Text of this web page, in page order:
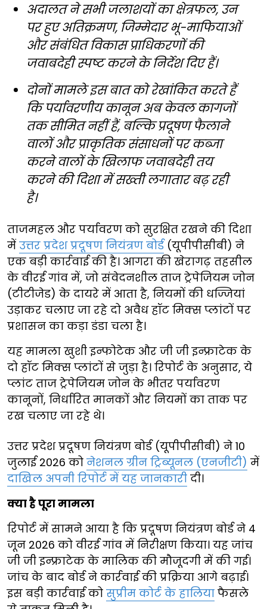
अदालत ने सभी जलाशयों का क्षेत्रफल, उन
पर हुए अतिक्रमण, जिम्मेदार भू-माफियाओं
और संबंधित विकास प्राधिकरणों की
जवाबदेही स्पष्ट करने के निर्देश दिए हैं।
दोनों मामले इस बात को रेखांकित करते हैं
कि पर्यावरणीय कानून अब केवल कागजों
तक सीमित नहीं हैं, बल्कि प्रदूषण फैलाने
वालों और प्राकृतिक संसाधनों पर कब्जा
करने वालों के खिलाफ जवाबदेही तय
करने की दिशा में सख्ती लगातार बढ़ रही
है।
ताजमहल और पर्यावरण को सुरक्षित रखने की दिशा
में उत्तर प्रदेश प्रदूषण नियंत्रण बोर्ड(यूपीपीसीबी) ने
एक बड़ी कार्रवाई की है। आगरा की खेरागढ़ तहसील
के वीरई गांव में, जो संवेदनशील ताज ट्रेपेजियम जोन
(टीटीजेड) के दायरे में आता है, नियमों की धज्जियां
उड़ाकर चलाए जा रहे दो अवैध हॉट मिक्स प्लांटों पर
प्रशासन का कड़ा डंडा चला है।
यह मामला खुशी इन्फोटेक और जी जी इन्फ्राटेक के
दो हॉट मिक्स प्लांटों से जुड़ा है। रिपोर्ट के अनुसार, ये
प्लांट ताज ट्रेपेजियम जोन के भीतर पर्यावरण
कानूनों, निर्धारित मानकों और नियमों का ताक पर
रख चलाए जा रहे थे।
उत्तर प्रदेश प्रदूषण नियंत्रण बोर्ड (यूपीपीसीबी) ने 10
जुलाई 2026 को नेशनल ग्रीन ट्रिब्यूनल (एनजीटी) में
दाखिल अपनी रिपोर्ट में यह जानकारी दी।
क्या है पूरा मामला
रिपोर्ट में सामने आया है कि प्रदूषण नियंत्रण बोर्ड ने 4
जून 2026 को वीरई गांव में निरीक्षण किया। यह जांच
जी जी इन्फ्राटेक के मालिक की मौजूदगी में की गई।
जांच के बाद बोर्ड ने कार्रवाई की प्रक्रिया आगे बढ़ाई।
इस बड़ी कार्रवाई को सुप्रीम कोर्ट के हालिया फैसले